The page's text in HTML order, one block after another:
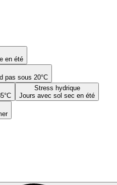
en été
pas sous 20°C
Stress hydrique
Jours avec sol sec en été